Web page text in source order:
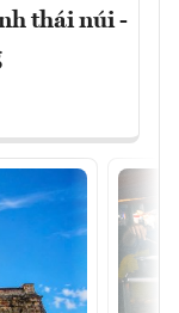
thái núi -